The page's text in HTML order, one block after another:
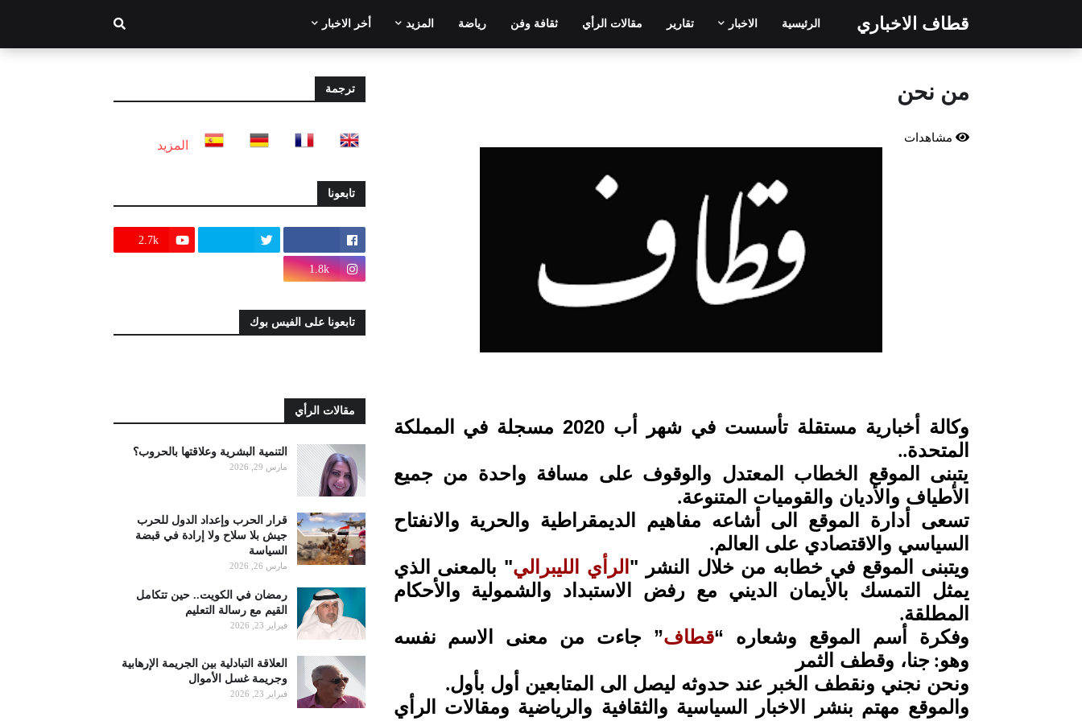
قطاف الاخباري الرئيسية الاخبار تقارير مقالات الرأي ثقافة وفن رياضة المزيد أخر الاخبار
من نحن
مشاهدات
وكالة أخبارية مستقلة تأسست في شهر أب 2020
مسجلة في المملكة
المتحدة..
يتبنى الموقع الخطاب المعتدل والوقوف على مسافة واحدة من جميع
الأطياف والأديان والقوميات المتنوعة.
تسعى أدارة الموقع الى أشاعه مفاهيم الديمقراطية والحرية والانفتاح
السياسي والاقتصادي على العالم.
ويتبنى الموقع في خطابه من خلال النشر " الرأي الليبرالي" بالمعنى الذي
يمثل التمسك بالأيمان الديني مع رفض الاستبداد والشمولية والأحكام
المطلقة.
وفكرة أسم الموقع وشعاره “قطاف” جاءت من معنى الاسم نفسه
وهو: جنا، وقطف الثمر
ونحن نجني ونقطف الخبر عند حدوثه ليصل الى المتابعين أول بأول.
والموقع مهتم بنشر الاخبار السياسية والثقافية والرياضية ومقالات الرأي
ترجمة
المزيد
تابعونا
2.7k
1.8k
تابعونا على الفيس بوك
مقالات الرأي
التنمية البشرية وعلاقتها بالحروب؟
مارس 29, 2026
قرار الحرب وإعداد الدول للحرب
جيش بلا سلاح ولا إرادة في قبضة
السياسة
مارس 26, 2026
رمضان في الكويت.. حين تتكامل
القيم مع رسالة التعليم
فبراير 23, 2026
العلاقة التبادلية بين الجريمة الإرهابية
وجريمة غسل الأموال
فبراير 23, 2026